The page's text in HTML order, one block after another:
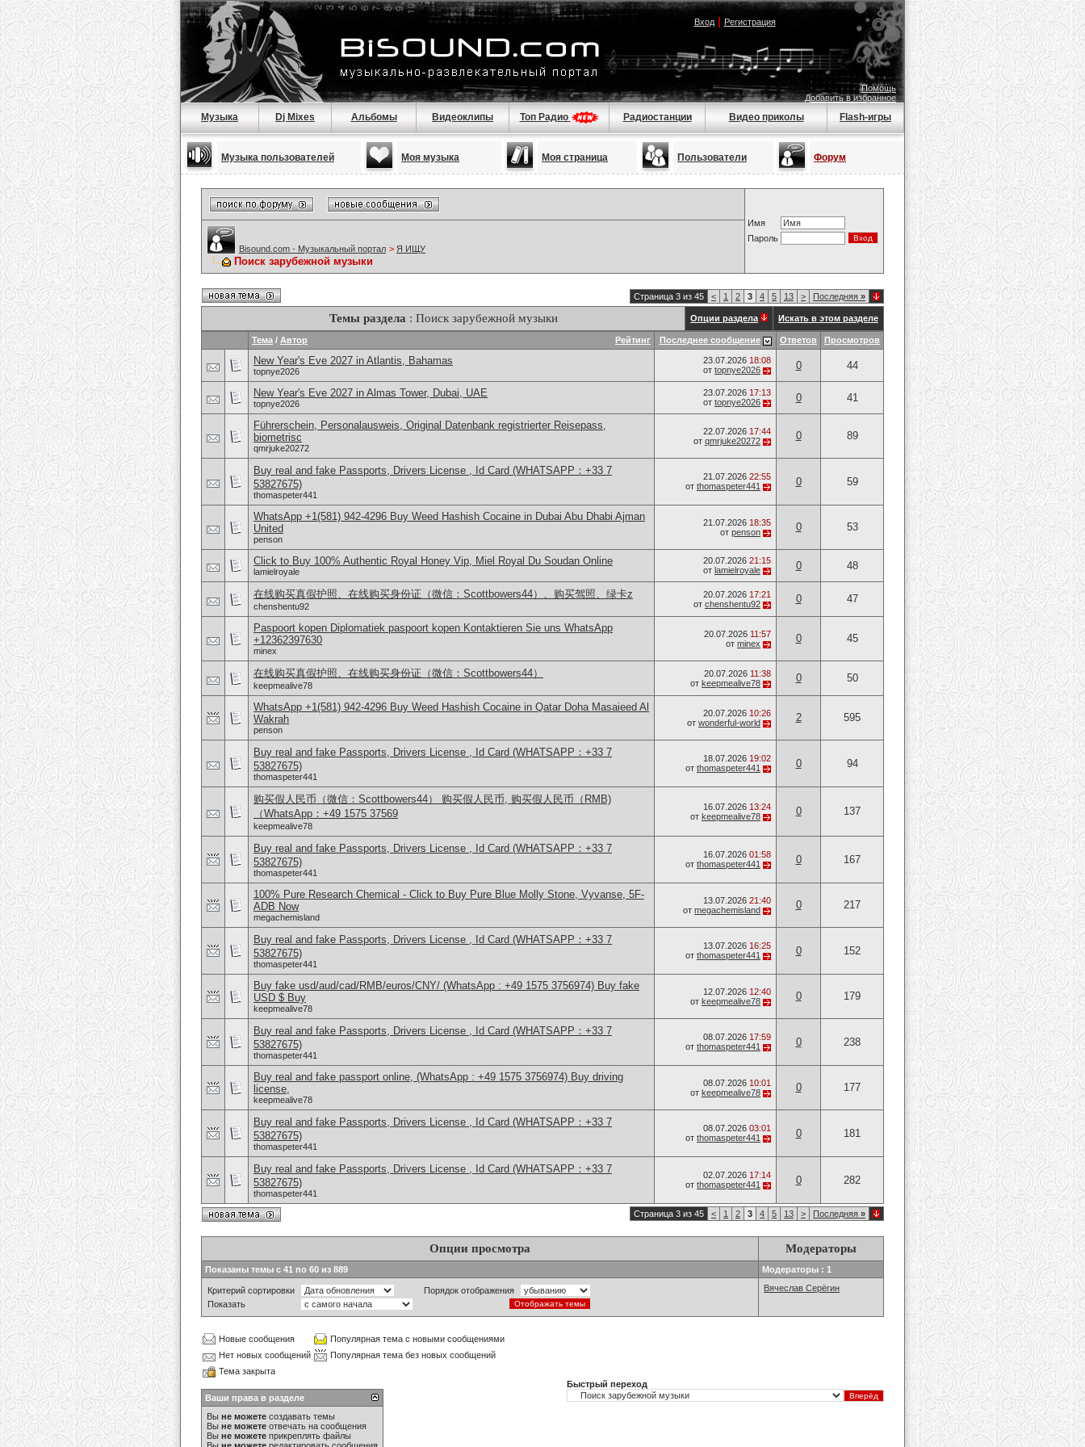
Вход| Регистрация
Помощь
Добавить в избранное
Музыка Dj Mixes Альбомы Видеоклипы Топ Радио Радиостанции Видео приколы Flash-игры
Музыка пользователей Моя музыка Моя страница Пользователи Форум
Имя
Пароль
Bisound.com - Музыкальный портал > Я ИЩУ
Поиск зарубежной музыки
Страница 3 из 45 < 1 2 3 4 5 13 > Последняя »
Темы раздела : Поиск зарубежной музыки Опции раздела Искать в этом разделе
Рейтинг
Тема / Автор Последнее сообщение Ответов Просмотров
New Year's Eve 2027 in Atlantis, Bahamas
topnye2026
23.07.2026 18:08
от topnye2026 0 44
New Year's Eve 2027 in Almas Tower, Dubai, UAE
topnye2026
23.07.2026 17:13
от topnye2026 0 41
Führerschein, Personalausweis, Original Datenbank registrierter Reisepass,
biometrisc
qmrjuke20272
22.07.2026 17:44
от qmrjuke20272 0 89
Buy real and fake Passports, Drivers License , Id Card (WHATSAPP：+33 7
53827675)
thomaspeter441
21.07.2026 22:55
от thomaspeter441 0 59
WhatsApp +1(581) 942-4296 Buy Weed Hashish Cocaine in Dubai Abu Dhabi Ajman
United
penson
21.07.2026 18:35
от penson 0 53
Click to Buy 100% Authentic Royal Honey Vip, Miel Royal Du Soudan Online
lamielroyale
20.07.2026 21:15
от lamielroyale 0 48
在线购买真假护照、在线购买身份证（微信：Scottbowers44）、购买驾照、绿卡z
chenshentu92
20.07.2026 17:21
от chenshentu92 0 47
Paspoort kopen Diplomatiek paspoort kopen Kontaktieren Sie uns WhatsApp
+12362397630
minex
20.07.2026 11:57
от minex 0 45
在线购买真假护照、在线购买身份证（微信：Scottbowers44）
keepmealive78
20.07.2026 11:38
от keepmealive78 0 50
WhatsApp +1(581) 942-4296 Buy Weed Hashish Cocaine in Qatar Doha Masaieed Al
Wakrah
penson
20.07.2026 10:26
от wonderful-world 2 595
Buy real and fake Passports, Drivers License , Id Card (WHATSAPP：+33 7
53827675)
thomaspeter441
18.07.2026 19:02
от thomaspeter441 0 94
购买假人民币（微信：Scottbowers44） 购买假人民币, 购买假人民币（RMB)
（WhatsApp：+49 1575 37569
keepmealive78
16.07.2026 13:24
от keepmealive78 0 137
Buy real and fake Passports, Drivers License , Id Card (WHATSAPP：+33 7
53827675)
thomaspeter441
16.07.2026 01:58
от thomaspeter441 0 167
100% Pure Research Chemical - Click to Buy Pure Blue Molly Stone, Vyvanse, 5F-
ADB Now
megachemisland
13.07.2026 21:40
от megachemisland 0 217
Buy real and fake Passports, Drivers License , Id Card (WHATSAPP：+33 7
53827675)
thomaspeter441
13.07.2026 16:25
от thomaspeter441 0 152
Buy fake usd/aud/cad/RMB/euros/CNY/ (WhatsApp : +49 1575 3756974) Buy fake
USD $ Buy
keepmealive78
12.07.2026 12:40
от keepmealive78 0 179
Buy real and fake Passports, Drivers License , Id Card (WHATSAPP：+33 7
53827675)
thomaspeter441
08.07.2026 17:59
от thomaspeter441 0 238
Buy real and fake passport online, (WhatsApp : +49 1575 3756974) Buy driving
license,
keepmealive78
08.07.2026 10:01
от keepmealive78 0 177
Buy real and fake Passports, Drivers License , Id Card (WHATSAPP：+33 7
53827675)
thomaspeter441
08.07.2026 03:01
от thomaspeter441 0 181
Buy real and fake Passports, Drivers License , Id Card (WHATSAPP：+33 7
53827675)
thomaspeter441
02.07.2026 17:14
от thomaspeter441 0 282
Страница 3 из 45 < 1 2 3 4 5 13 > Последняя »
Опции просмотра Модераторы
Показаны темы с 41 по 60 из 889 Модераторы : 1
Критерий сортировки
Порядок отображения
Показать
Вячеслав Серёгин
Новые сообщения
Популярная тема с новыми сообщениями
Нет новых сообщений
Популярная тема без новых сообщений
Тема закрыта
Ваши права в разделе
Вы не можете создавать темы
Вы не можете отвечать на сообщения
Вы не можете прикреплять файлы
Быстрый переход